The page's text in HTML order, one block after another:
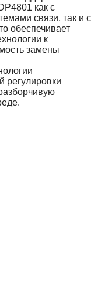
как с
связи, так и с
обеспечивает
к
замены
регулировки